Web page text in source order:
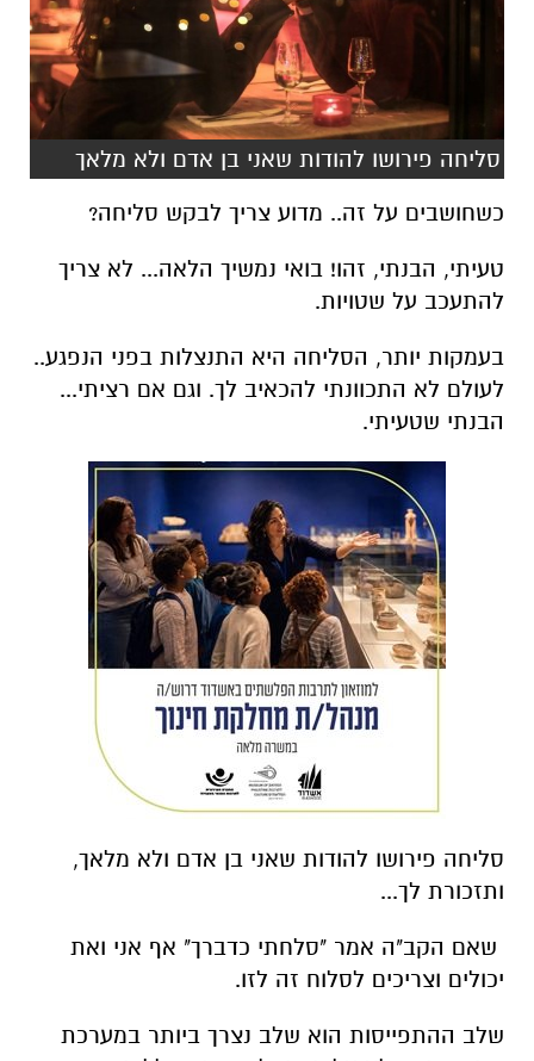
סליחה פירושו להודות שאני בן אדם ולא מלאך
כשחושבים על זה.. מדוע צריך לבקש סליחה?
טעיתי, הבנתי, זהו! בואי נמשיך הלאה... לא צריך
להתעכב על שטויות.
בעמקות יותר, הסליחה היא התנצלות בפני הנפגע..
לעולם לא התכוונתי להכאיב לך. וגם אם רציתי...
הבנתי שטעיתי.
סליחה פירושו להודות שאני בן אדם ולא מלאך,
ותזכורת לך...
שאם הקב"ה אמר "סלחתי כדברך" אף אני ואת
יכולים וצריכים לסלוח זה לזו.
שלב ההתפייסות הוא שלב נצרך ביותר במערכת